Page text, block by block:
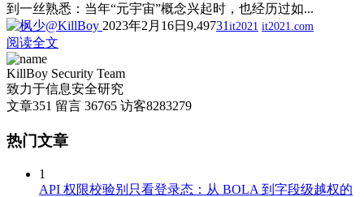
到一丝熟悉：当年“元宇宙”概念兴起时，也经历过如...
2023年2月16日 9,49731it2021 it2021.com
阅读全文
KillBoy Security Team
致力于信息安全研究
文章351 留言 36765 访客8283279
热门文章
1
API 权限校验别只看登录态：从 BOLA 到字段级越权的